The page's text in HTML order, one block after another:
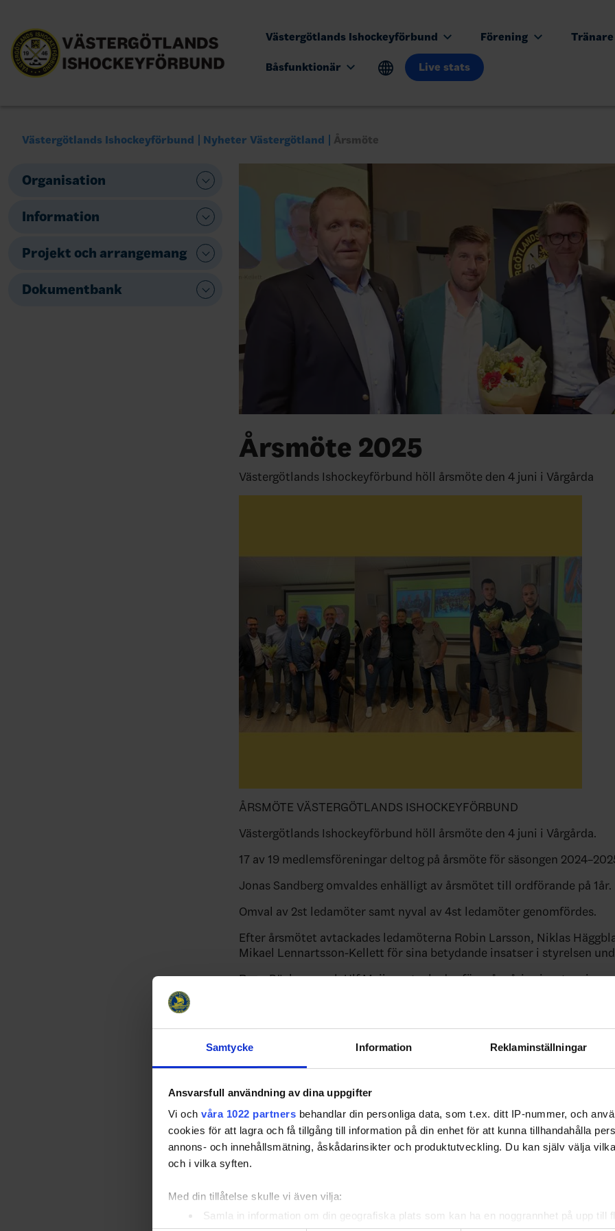
Samtycke Information Reklaminställningar
Ansvarsfull användning av dina uppgifter
Vi och våra 1022 partners behandlar din personliga data, som t.ex. ditt IP-nummer, och
cookies för att lagra och få tillgång till information på din enhet för att kunna tillhandahålla
annons- och innehållsmätning, åskådarinsikter och produktutveckling. Du kan själv välja
och i vilka syften.
Med din tillåtelse skulle vi även vilja:
Samla in information om din geografiska plats som kan ha en noggrannhet på upp till
Västergötlands Ishockeyförbund Förening
Båsfunktionär Live stats
Västergötlands Ishockeyförbund Nyheter Västergötland Årsmöte
Organisation
Information
Projekt och arrangemang
Dokumentbank
Årsmöte 2025
Västergötlands Ishockeyförbund höll årsmöte den 4 juni i Vårgårda
ÅRSMÖTE VÄSTERGÖTLANDS ISHOCKEYFÖRBUND
Västergötlands Ishockeyförbund höll årsmöte den 4 juni i Vårgårda.
17 av 19 medlemsföreningar deltog på årsmöte för säsongen
Jonas Sandberg omvaldes enhälligt av årsmötet till ordförande på 1år.
Omval av 2st ledamöter samt nyval av 4st ledamöter genomfördes.
Efter årsmötet avtackades ledamöterna Robin Larsson, Niklas
Mikael Lennartsson-Kellett för sina betydande insatser i styrelsen
Rune Bäckman och Ulf Meijer avtackades för mångåriga insatser inom
dömde SDHL finalen mellan Frölunda HC och Luleå HC inför ett
Scandinavium.
Ledarteamet för distriktslaget tjejer som tog hem TV-puckens final
samband med årsmötet.
Fair-playpris delades ut i samband med årsmötet
Vinnare blev Nittorps IK, Vänersborgs HC blev tvåa och Grästorps IK
Västergötlands Ishockeyförbund styrelse 25/26